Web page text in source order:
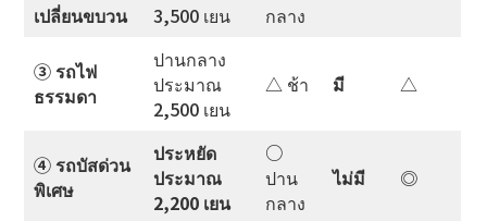
เปลี่ยนขบวน
3,500 เยน
กลาง
③ รถไฟ
ธรรมดา
ปานกลาง
ประมาณ
2,500 เยน
△ ช้า มี △
④ รถบัสด่วน
พิเศษ
ประหยัด
ประมาณ
2,200 เยน
○
ปาน
กลาง
ไม่มี ◎